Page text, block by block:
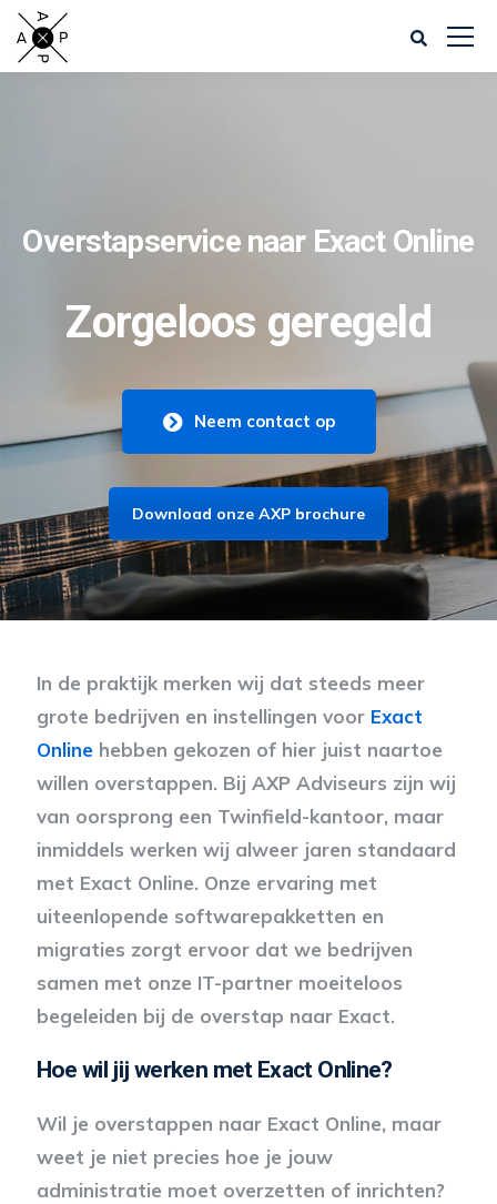
Overstapservice naar Exact Online
Zorgeloos geregeld
Neem contact op
Download onze AXP brochure
In de praktijk merken wij dat steeds meer
grote bedrijven en instellingen voor Exact
Online hebben gekozen of hier juist naartoe
willen overstappen. Bij AXP Adviseurs zijn wij
van oorsprong een Twinfield-kantoor, maar
inmiddels werken wij alweer jaren standaard
met Exact Online. Onze ervaring met
uiteenlopende softwarepakketten en
migraties zorgt ervoor dat we bedrijven
samen met onze IT-partner moeiteloos
begeleiden bij de overstap naar Exact.
Hoe wil jij werken met Exact Online?
Wil je overstappen naar Exact Online, maar
weet je niet precies hoe je jouw
administratie moet overzetten of inrichten?